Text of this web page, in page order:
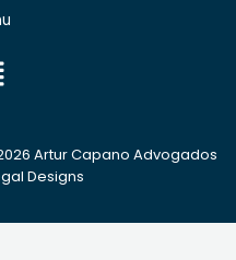
Artur Capano Advogados
Designs